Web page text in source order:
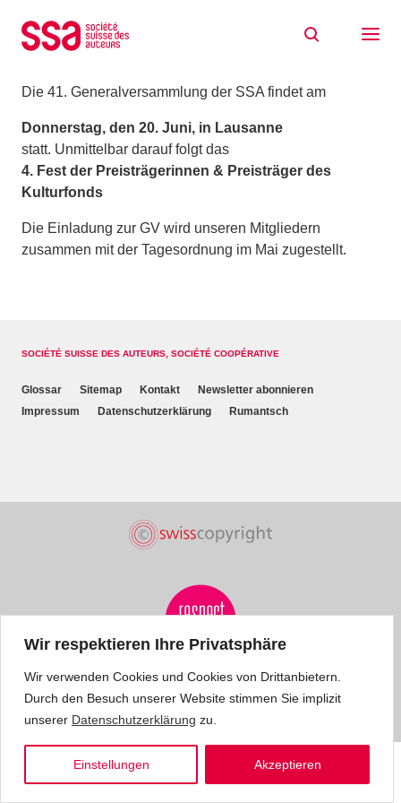
Wir respektieren Ihre Privatsphäre
Wir verwenden Cookies und Cookies von Drittanbietern.
Durch den Besuch unserer Website stimmen Sie implizit
unserer Datenschutzerklärung zu.
Einstellungen Akzeptieren
Die 41. Generalversammlung der SSA findet am
Donnerstag, den 20. Juni, in Lausanne
statt. Unmittelbar darauf folgt das
4. Fest der Preisträgerinnen & Preisträger des
Kulturfonds
Die Einladung zur GV wird unseren Mitgliedern
zusammen mit der Tagesordnung im Mai zugestellt.
SOCIÉTÉ SUISSE DES AUTEURS, SOCIÉTÉ COOPÉRATIVE
Glossar Sitemap Kontakt
Newsletter abonnieren
Impressum
Datenschutzerklärung Rumantsch